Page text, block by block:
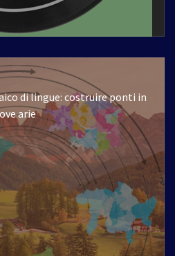
di lingue: costruire ponti in
arie